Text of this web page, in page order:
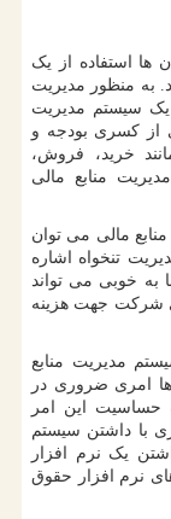
ها استفاده از یک
به منظور مدیریت
سیستم مدیریت
از کسری بودجه و
خرید، فروش،
منابع مالی
مالی می توان
تنخواه اشاره
به خوبی می تواند
شرکت جهت هزینه
مدیریت منابع
ها امری ضروری در
حساسیت این امر
با داشتن سیستم
یک نرم افزار
نرم افزار حقوق